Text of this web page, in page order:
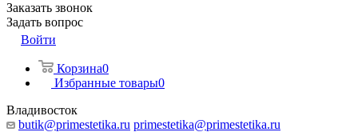
Заказать звонок
Задать вопрос
Войти
Корзина0
Избранные товары0
Владивосток
butik@primestetika.ru primestetika@primestetika.ru